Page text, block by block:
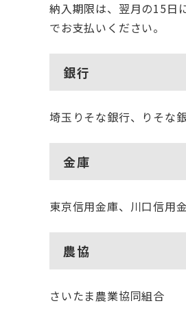
納入期限は、翌月の15日
でお支払いください。
銀行
埼玉りそな銀行、りそな
金庫
東京信用金庫、川口信用
農協
さいたま農業協同組合